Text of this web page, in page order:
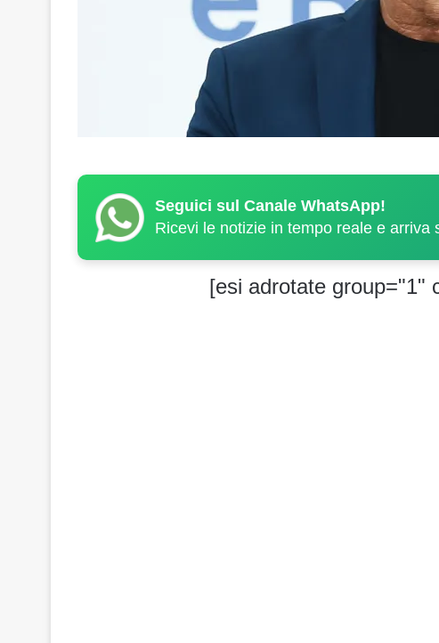
Seguici sul Canale WhatsApp!
Ricevi le notizie in tempo reale e arriva
[esi adrotate group="1"